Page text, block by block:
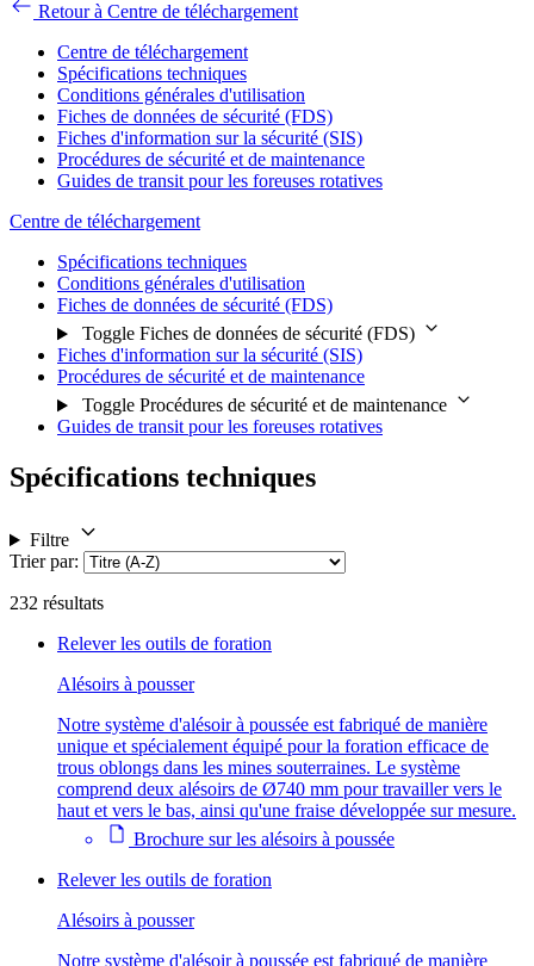
Retour à Centre de téléchargement
Centre de téléchargement
Spécifications techniques
Conditions générales d'utilisation
Fiches de données de sécurité (FDS)
Fiches d'information sur la sécurité (SIS)
Procédures de sécurité et de maintenance
Guides de transit pour les foreuses rotatives
Centre de téléchargement
Spécifications techniques
Conditions générales d'utilisation
Fiches de données de sécurité (FDS)
Toggle Fiches de données de sécurité (FDS)
Fiches d'information sur la sécurité (SIS)
Procédures de sécurité et de maintenance
Toggle Procédures de sécurité et de maintenance
Guides de transit pour les foreuses rotatives
Spécifications techniques
Filtre
Trier par:
232 résultats
Relever les outils de foration
Alésoirs à pousser
Notre système d'alésoir à poussée est fabriqué de manière
unique et spécialement équipé pour la foration efficace de
trous oblongs dans les mines souterraines. Le système
comprend deux alésoirs de Ø740 mm pour travailler vers le
haut et vers le bas, ainsi qu'une fraise développée sur mesure.
Brochure sur les alésoirs à poussée
Relever les outils de foration
Alésoirs à pousser
Notre système d'alésoir à poussée est fabriqué de manière